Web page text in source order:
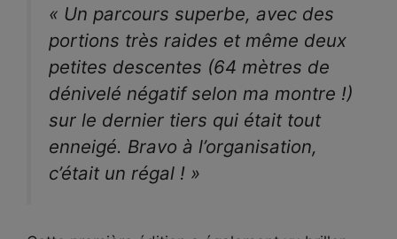
« Un parcours superbe, avec des
portions très raides et même deux
petites descentes (64 mètres de
dénivelé négatif selon ma montre !)
sur le dernier tiers qui était tout
enneigé. Bravo à l’organisation,
c’était un régal ! »